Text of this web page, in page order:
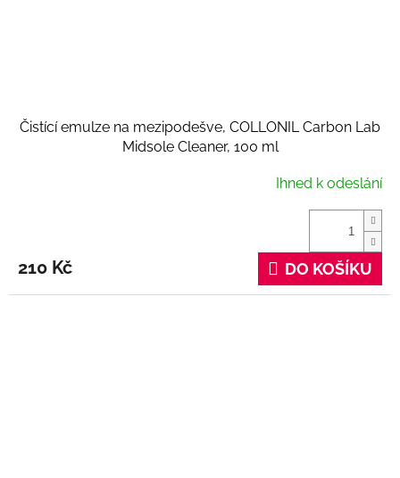
Čistící emulze na mezipodešve, COLLONIL Carbon Lab
Midsole Cleaner, 100 ml
Ihned k odeslání
210 Kč DO KOŠÍKU